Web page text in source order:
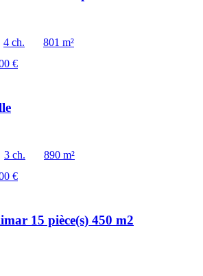
4 ch.
801 m²
€
3 ch.
890 m²
€
15 pièce(s) 450 m2